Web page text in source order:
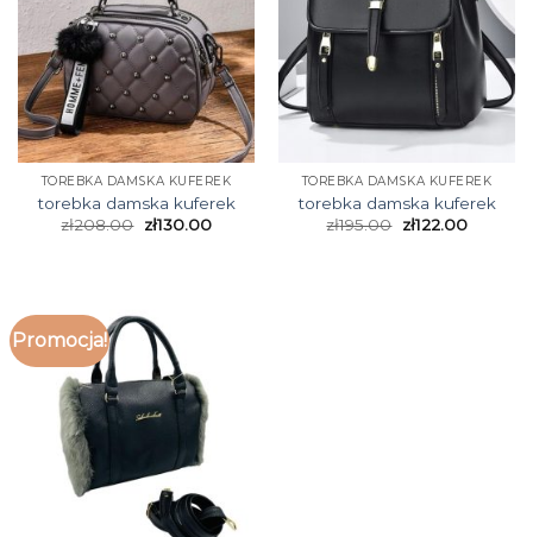
TOREBKA DAMSKA KUFEREK
torebka damska kuferek
zł208.00 zł130.00
TOREBKA DAMSKA KUFEREK
torebka damska kuferek
zł195.00 zł122.00
Promocja!